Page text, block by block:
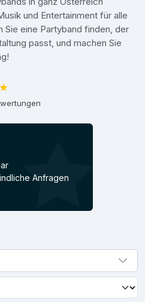
und Entertainment für alle
Sie eine Partyband finden, der
passt, und machen Sie
Anfragen